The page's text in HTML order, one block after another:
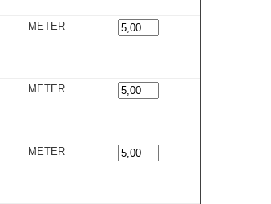
METER
METER
METER